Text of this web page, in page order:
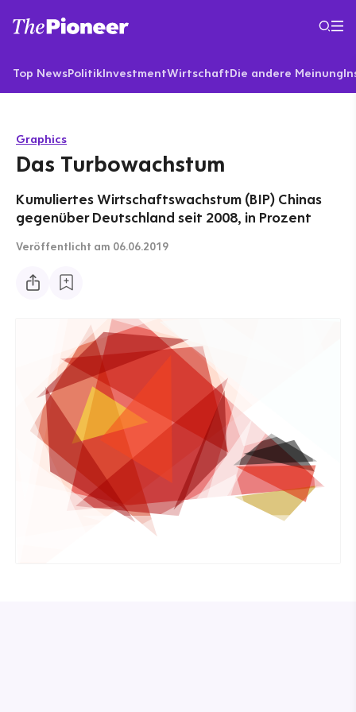
Top NewsPolitikInvestmentWirtschaftDie andere Meinung
Graphics
Das Turbowachstum
Kumuliertes Wirtschaftswachstum (BIP) Chinas
gegenüber Deutschland seit 2008, in Prozent
Veröffentlicht am 06.06.2019